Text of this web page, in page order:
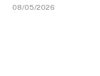
08/05/2026